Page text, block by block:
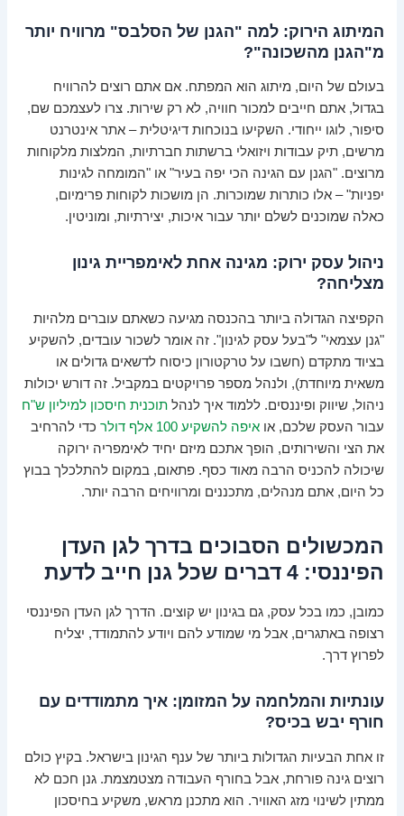
המיתוג הירוק: למה "הגנן של הסלבס" מרוויח יותר
מ"הגנן מהשכונה"?
בעולם של היום, מיתוג הוא המפתח. אם אתם רוצים להרוויח
בגדול, אתם חייבים למכור חוויה, לא רק שירות. צרו לעצמכם שם,
סיפור, לוגו ייחודי. השקיעו בנוכחות דיגיטלית – אתר אינטרנט
מרשים, תיק עבודות ויזואלי ברשתות חברתיות, המלצות מלקוחות
מרוצים. "הגנן עם הגינה הכי יפה בעיר" או "המומחה לגינות
יפניות" – אלו כותרות שמוכרות. הן מושכות לקוחות פרימיום,
כאלה שמוכנים לשלם יותר עבור איכות, יצירתיות, ומוניטין.
ניהול עסק ירוק: מגינה אחת לאימפריית גינון
מצליחה?
הקפיצה הגדולה ביותר בהכנסה מגיעה כשאתם עוברים מלהיות
"גנן עצמאי" ל"בעל עסק לגינון". זה אומר לשכור עובדים, להשקיע
בציוד מתקדם (חשבו על טרקטורון כיסוח לדשאים גדולים או
משאית מיוחדת), ולנהל מספר פרויקטים במקביל. זה דורש יכולות
ניהול, שיווק ופיננסים. ללמוד איך לנהלתוכנית חיסכון למיליון ש"ח
עבור העסק שלכם, אואיפה להשקיע 100 אלף דולר
כדי להרחיב
את הצי והשירותים, הופך אתכם מיזם יחיד לאימפריה ירוקה
שיכולה להכניס הרבה מאוד כסף. פתאום, במקום להתלכלך בבוץ
כל היום, אתם מנהלים, מתכננים ומרוויחים הרבה יותר.
המכשולים הסבוכים בדרך לגן העדן
הפיננסי: 4 דברים שכל גנן חייב לדעת
כמובן, כמו בכל עסק, גם בגינון יש קוצים. הדרך לגן העדן הפיננסי
רצופה באתגרים, אבל מי שמודע להם ויודע להתמודד, יצליח
לפרוץ דרך.
עונתיות והמלחמה על המזומן: איך מתמודדים עם
חורף יבש בכיס?
זו אחת הבעיות הגדולות ביותר של ענף הגינון בישראל. בקיץ כולם
רוצים גינה פורחת, אבל בחורף העבודה מצטמצמת. גנן חכם לא
ממתין לשינוי מזג האוויר. הוא מתכנן מראש, משקיע בחיסכון